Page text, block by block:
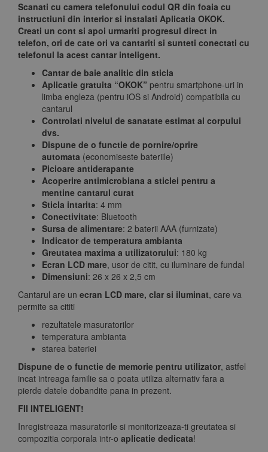
Scanati cu camera telefonului codul QR din foaia cu
instructiuni din interior si instalati Aplicatia OKOK.
Creati un cont si apoi urmariti progresul direct in
telefon, ori de cate ori va cantariti si sunteti conectati cu
telefonul la acest cantar inteligent.
Cantar de baie analitic din sticla
Aplicatie gratuita “OKOK” pentru smartphone-uri in
limba engleza (pentru iOS si Android) compatibila cu
cantarul
Controlati nivelul de sanatate estimat al corpului
dvs.
Dispune de o functie de pornire/oprire
automata (economiseste bateriile)
Picioare antiderapante
Acoperire antimicrobiana a sticlei pentru a
mentine cantarul curat
Sticla intarita: 4 mm
Conectivitate: Bluetooth
Sursa de alimentare: 2 baterii AAA (furnizate)
Indicator de temperatura ambianta
Greutatea maxima a utilizatorului: 180 kg
Ecran LCD mare, usor de citit, cu iluminare de fundal
Dimensiuni: 26 x 26 x 2,5 cm
Cantarul are un ecran LCD mare, clar si iluminat, care va
permite sa cititi
rezultatele masuratorilor
temperatura ambianta
starea bateriei
Dispune de o functie de memorie pentru utilizator, astfel
incat intreaga familie sa o poata utiliza alternativ fara a
pierde datele dobandite pana in prezent.
FII INTELIGENT!
Inregistreaza masuratorile si monitorizeaza-ti greutatea si
compozitia corporala intr-o aplicatie dedicata!